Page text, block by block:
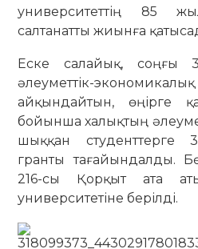
университеттің 85
салтанатты жиынға
Еске салайық, соңғы
әлеуметтік-
айқындайтын, өңірге
бойынша халықтың
шыққан студенттерге
гранты тағайындалды.
216-сы Қорқыт ата
университетіне берілді.